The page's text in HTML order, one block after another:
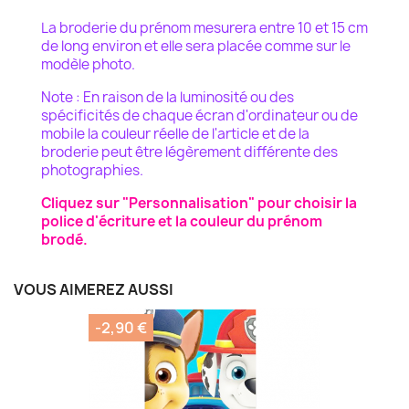
La broderie du prénom mesurera entre 10 et 15 cm
de long environ et elle sera placée comme sur le
modèle photo.
Note : En raison de la luminosité ou des
spécificités de chaque écran d'ordinateur ou de
mobile la couleurréelle de l'article et de la
broderie peut être légèrement différente des
photographies.
Cliquez sur "Personnalisation" pour choisir la
police d'écriture et la couleur du prénom
brodé.
VOUS AIMEREZ AUSSI
-2,90 €